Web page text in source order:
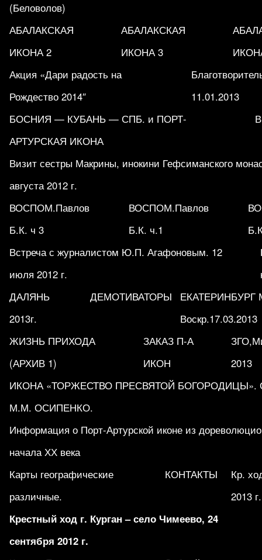
(Беловолов)
АБАЛАКСКАЯ
ИКОНА 2
АБАЛАКСКАЯ
ИКОНА 3
Акция «Дари радость на
Рождество 2014″
11.01.2013
БОСНИЯ — КУБАНЬ — СПБ. и ПОРТ-
АРТУРСКАЯ ИКОНА
Визит сестры Макрины, инокини Гефсиманского
августа 2012 г.
ВОСПОМ.Павлов
Б.К. ч 3
ВОСПОМ.Павлов
Б.К. ч.1
Встреча с журналистом Ю.П. Агафоновым. 12
июля 2012 г.
ДАЛЯНЬ
2013г.
ДЕМОТИВАТОРЫ
ЕКАТЕРИНБУРГ
Воскр.17.03.2013
ЖИЗНЬ ПРИХОДА
(АРХИВ 1)
ЗАКАЗ П-А
ИКОН
2013
ИКОНА «ТОРЖЕСТВО ПРЕСВЯТОЙ БОГОРОДИЦЫ».
М.М. ОСИПЕНКО.
Информация о Порт-Артурской иконе из
начала ХХ века
Карты географические
различные.
КОНТАКТЫ
Кр.
2013 г.
Крестный ход г. Курган – село Чимеево, 24
сентября 2012 г.